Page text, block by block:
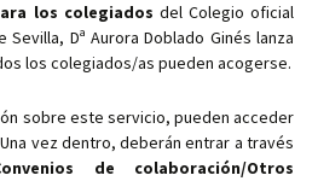
los colegiados del Colegio oficial
Dª Aurora Doblado Ginés lanza
los colegiados/as pueden acogerse.
sobre este servicio, pueden acceder
vez dentro, deberán entrar a través
de colaboración/Otros